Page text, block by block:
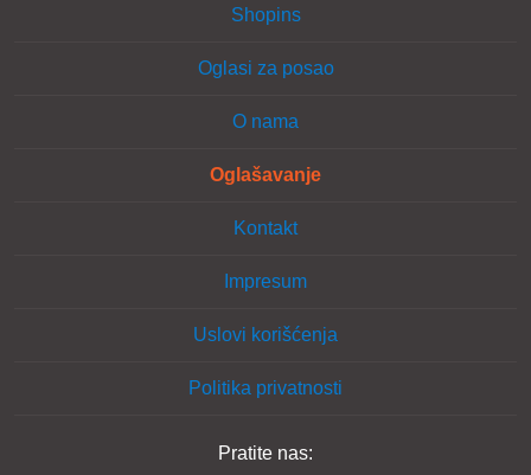
Shopins
Oglasi za posao
O nama
Oglašavanje
Kontakt
Impresum
Uslovi korišćenja
Politika privatnosti
Pratite nas: